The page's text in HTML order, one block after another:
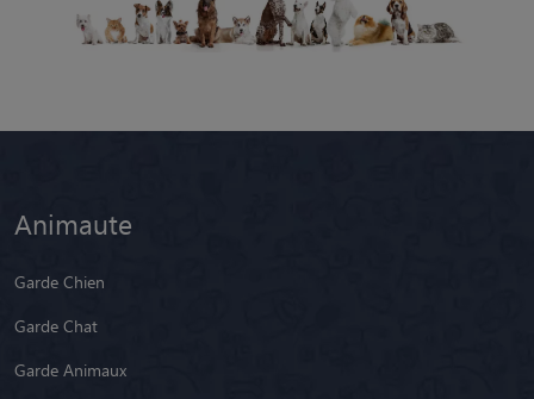
Animaute
Garde Chien
Garde Chat
Garde Animaux